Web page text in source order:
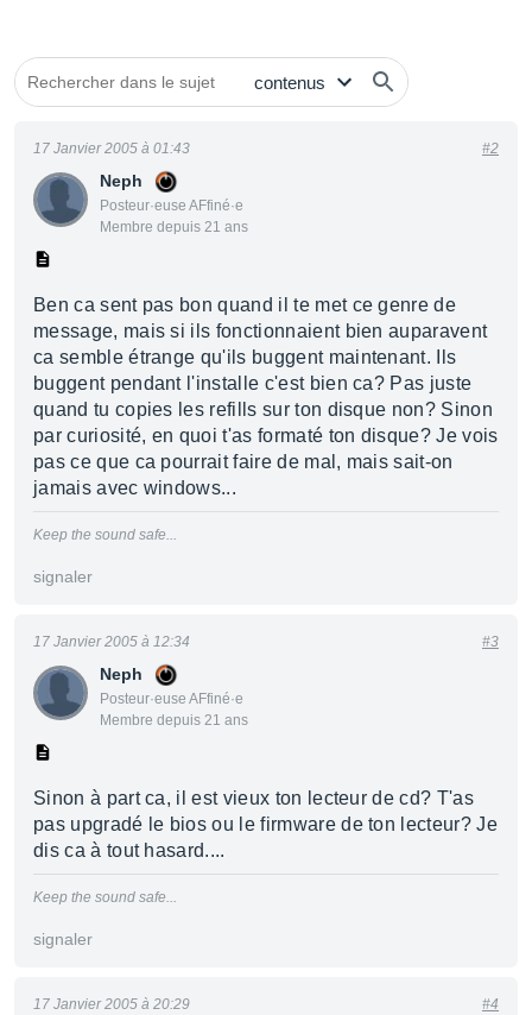
Neph
Posteur·euse AFfiné·e
Membre depuis 21 ans
17 Janvier 2005 à 01:43 #2
Ben ca sent pas bon quand il te met ce genre de
message, mais si ils fonctionnaient bien auparavent
ca semble étrange qu'ils buggent maintenant. Ils
buggent pendant l'installe c'est bien ca? Pas juste
quand tu copies les refills sur ton disque non? Sinon
par curiosité, en quoi t'as formaté ton disque? Je vois
pas ce que ca pourrait faire de mal, mais sait-on
jamais avec windows...
Keep the sound safe...
signaler
Neph
Posteur·euse AFfiné·e
Membre depuis 21 ans
17 Janvier 2005 à 12:34 #3
Sinon à part ca, il est vieux ton lecteur de cd? T'as
pas upgradé le bios ou le firmware de ton lecteur? Je
dis ca à tout hasard....
Keep the sound safe...
signaler
17 Janvier 2005 à 20:29 #4